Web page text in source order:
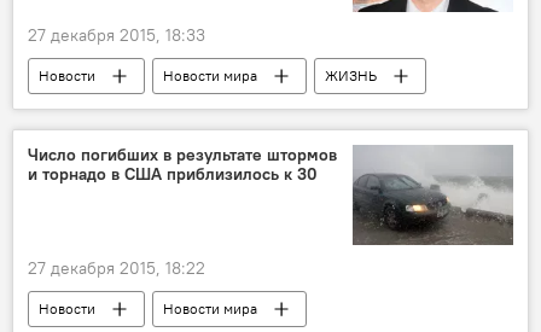
27 декабря 2015, 18:33
Новости Новости мира ЖИЗНЬ
Число погибших в результате штормов
и торнадо в США приблизилось к 30
27 декабря 2015, 18:22
Новости Новости мира